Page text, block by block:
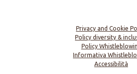
Privacy and Cookie
Policy diversity &
Policy
Informativa
Accessibilità